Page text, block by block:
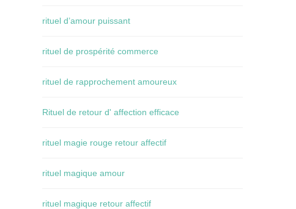
rituel d’amour puissant
rituel de prospérité commerce
rituel de rapprochement amoureux
Rituel de retour d' affection efficace
rituel magie rouge retour affectif
rituel magique amour
rituel magique retour affectif